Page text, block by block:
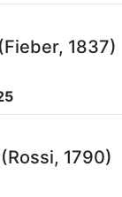
(Fieber, 1837)
(Rossi, 1790)